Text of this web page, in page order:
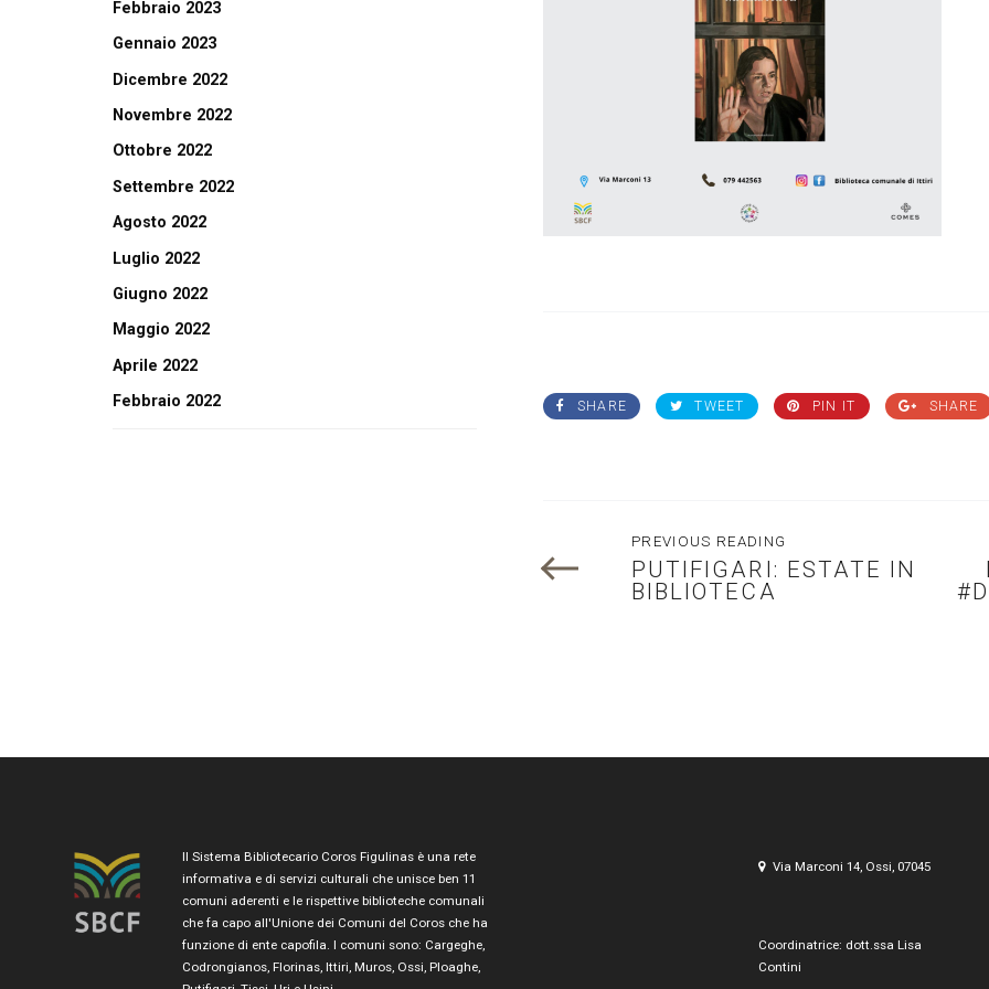
SHARE TWEET PIN IT SHARE
PREVIOUS READING
PUTIFIGARI: ESTATE IN
BIBLIOTECA
Febbraio 2023
Gennaio 2023
Dicembre 2022
Novembre 2022
Ottobre 2022
Settembre 2022
Agosto 2022
Luglio 2022
Giugno 2022
Maggio 2022
Aprile 2022
Febbraio 2022
Il Sistema Bibliotecario Coros Figulinas è una rete
informativa e di servizi culturali che unisce ben 11
comuni aderenti e le rispettive biblioteche comunali
che fa capo all'Unione dei Comuni del Coros che ha
funzione di ente capofila. I comuni sono: Cargeghe,
Codrongianos, Florinas, Ittiri, Muros, Ossi, Ploaghe,
Via Marconi 14, Ossi, 07045
Coordinatrice: dott.ssa Lisa
Contini